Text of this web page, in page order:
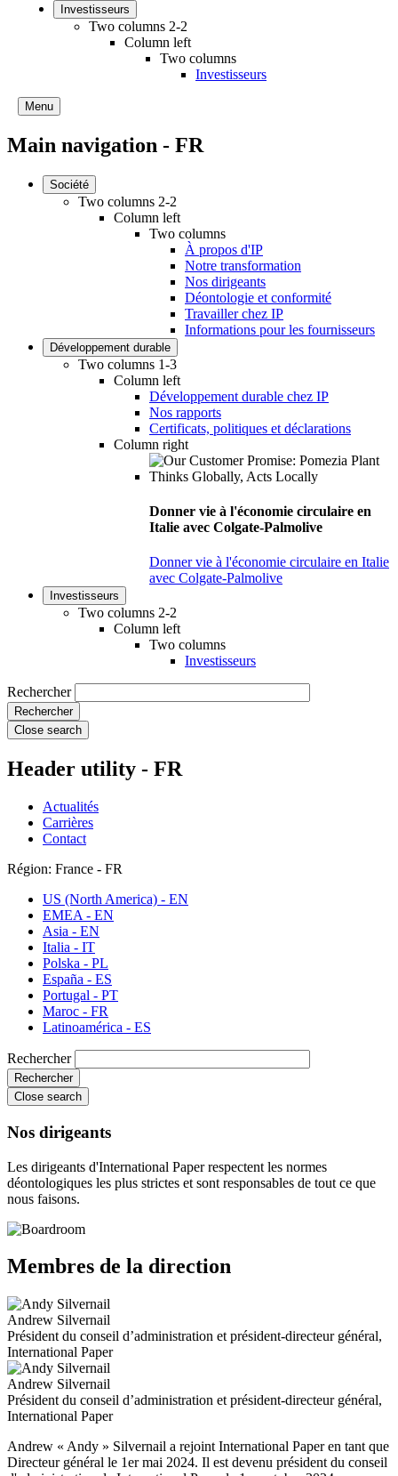
Investisseurs
Two columns 2-2
Column left
Two columns
Investisseurs
Menu
Main navigation - FR
Société
Two columns 2-2
Column left
Two columns
À propos d'IP
Notre transformation
Nos dirigeants
Déontologie et conformité
Travailler chez IP
Informations pour les fournisseurs
Développement durable
Two columns 1-3
Column left
Développement durable chez IP
Nos rapports
Certificats, politiques et déclarations
Column right
Donner vie à l'économie circulaire en
Italie avec Colgate-Palmolive
Donner vie à l'économie circulaire en Italie
avec Colgate-Palmolive
Investisseurs
Two columns 2-2
Column left
Two columns
Investisseurs
Rechercher
Close search
Header utility - FR
Actualités
Carrières
Contact
Région: France - FR
US (North America) - EN
EMEA - EN
Asia - EN
Italia - IT
Polska - PL
España - ES
Portugal - PT
Maroc - FR
Latinoamérica - ES
Rechercher
Close search
Nos dirigeants
Les dirigeants d'International Paper respectent les normes
déontologiques les plus strictes et sont responsables de tout ce que
nous faisons.
Membres de la direction
Andrew Silvernail
Président du conseil d’administration et président-directeur général,
International Paper
Andrew Silvernail
Président du conseil d’administration et président-directeur général,
International Paper
Andrew « Andy » Silvernail a rejoint International Paper en tant que
Directeur général le 1er mai 2024. Il est devenu président du conseil